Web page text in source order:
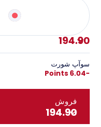
194.90
سوآپ شورت
-6.04 Points
فروش
194.90